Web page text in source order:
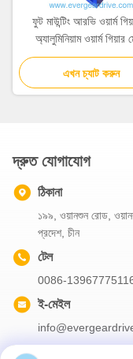
ফুট মাউন্টিং আরভি ওয়ার্ম
অ্যালুমিনিয়াম ওয়ার্ম গিয়ার
অ্যালুমিনিয়াম নির্মাণ টেকসই
উপযুক্ত অটোমেশন
এখন চ্যাট করুন
দ্রুত যোগাযোগ
ঠিকানা
১৯৯, ওয়ানশুন রোড,
প্রদেশ, চীন
টেল
0086-
ই-মেইল